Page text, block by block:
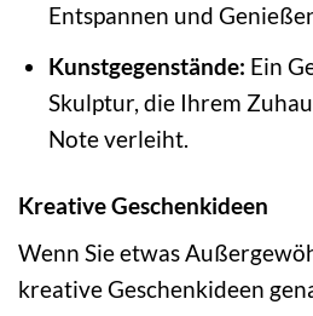
Entspannen und
Kunstgegenstände: Ein
Skulptur, die Ihrem
Note verleiht.
Kreative Geschenkideen
Wenn Sie etwas
kreative Geschenkideen